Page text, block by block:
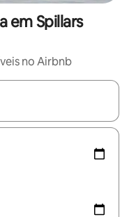
em Spillars
no Airbnb
explore-os